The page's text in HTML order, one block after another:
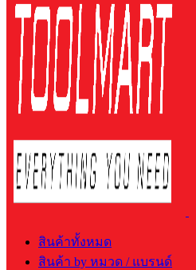
สินค้าทั้งหมด
สินค้า by หมวด / แบรนด์